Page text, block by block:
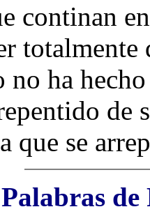
continan
totalmente
no ha
de
que se